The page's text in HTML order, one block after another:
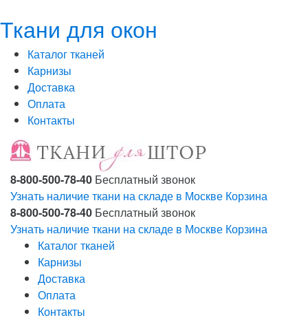
Ткани для окон
Каталог тканей
Карнизы
Доставка
Оплата
Контакты
8-800-500-78-40 Бесплатный звонок
Узнать наличие ткани на складе в Москве Корзина
8-800-500-78-40 Бесплатный звонок
Узнать наличие ткани на складе в Москве Корзина
Каталог тканей
Карнизы
Доставка
Оплата
Контакты